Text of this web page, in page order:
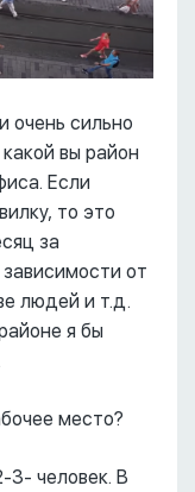
очень сильно
вы район
Если
то это
за
от
людей и т.д.
я бы
место?
3- человек. В